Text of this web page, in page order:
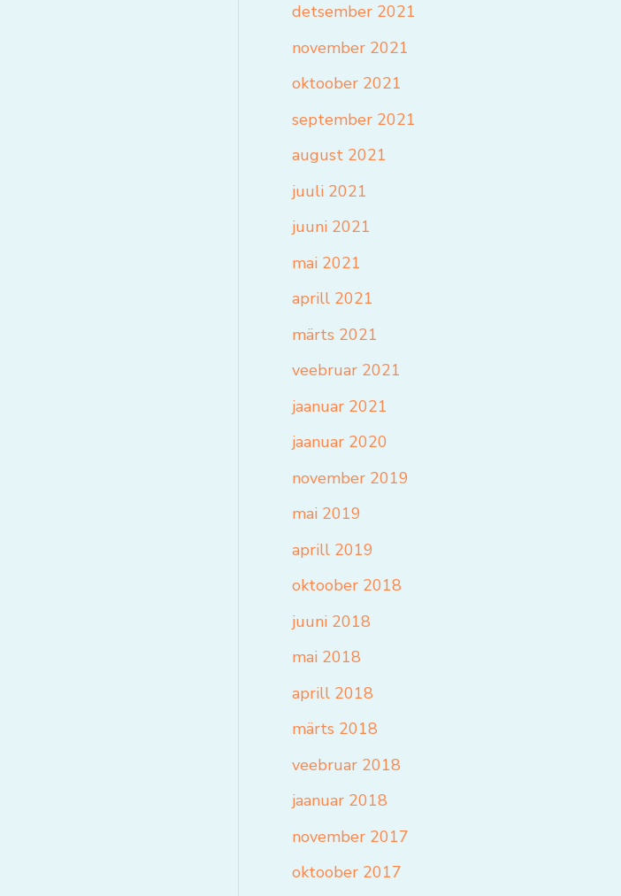
detsember 2021
november 2021
oktoober 2021
september 2021
august 2021
juuli 2021
juuni 2021
mai 2021
aprill 2021
märts 2021
veebruar 2021
jaanuar 2021
jaanuar 2020
november 2019
mai 2019
aprill 2019
oktoober 2018
juuni 2018
mai 2018
aprill 2018
märts 2018
veebruar 2018
jaanuar 2018
november 2017
oktoober 2017